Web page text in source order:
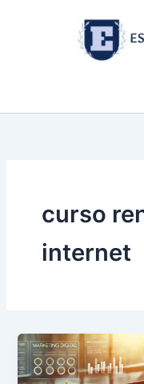
curso
internet